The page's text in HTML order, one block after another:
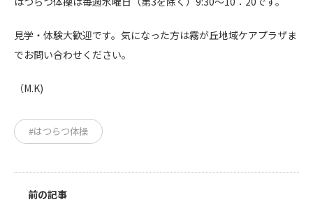
見学・体験大歓迎です。気になった方は霧が丘地域ケアプラザま
でお問い合わせください。
（M.K)
#はつらつ体操
前の記事